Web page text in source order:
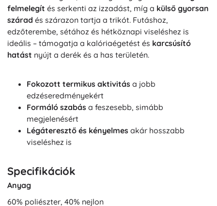
felmelegít és serkenti az izzadást, míg a külső gyorsan
szárad és szárazon tartja a trikót. Futáshoz,
edzőterembe, sétához és hétköznapi viseléshez is
ideális – támogatja a kalóriaégetést és karcsúsító
hatást nyújt a derék és a has területén.
Fokozott termikus aktivitás a jobb
edzéseredményekért
Formáló szabás a feszesebb, simább
megjelenésért
Légáteresztő és kényelmes akár hosszabb
viseléshez is
Specifikációk
Anyag
60% poliészter, 40% nejlon